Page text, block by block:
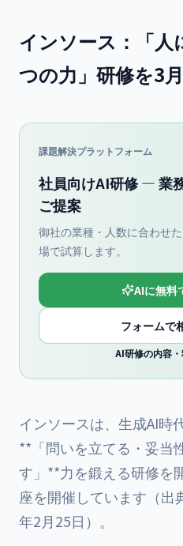
インソース：「
つの力」研修を3
課題解決プラットフォーム
社員向けAI研修 — 業
ご提案
御社の業種・人数に合わせ
場で試算します。
AIに無料
フォームで
AI研修の内容
インソースは、生成AI時
**「問いを立てる・妥当
す」**力を鍛える研修を
座を開催しています（出
年2月25日 ）。